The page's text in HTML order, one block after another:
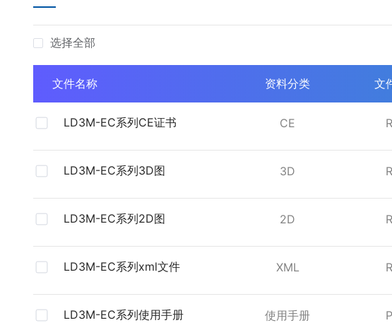
选择全部
文件名称 资料分类 文
LD3M-EC系列CE证书 CE
LD3M-EC系列3D图 3D
LD3M-EC系列2D图 2D
LD3M-EC系列xml文件 XML
LD3M-EC系列使用手册 使用手册